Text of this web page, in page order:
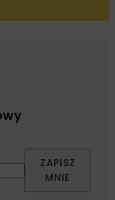
ZAPISZ
MNIE